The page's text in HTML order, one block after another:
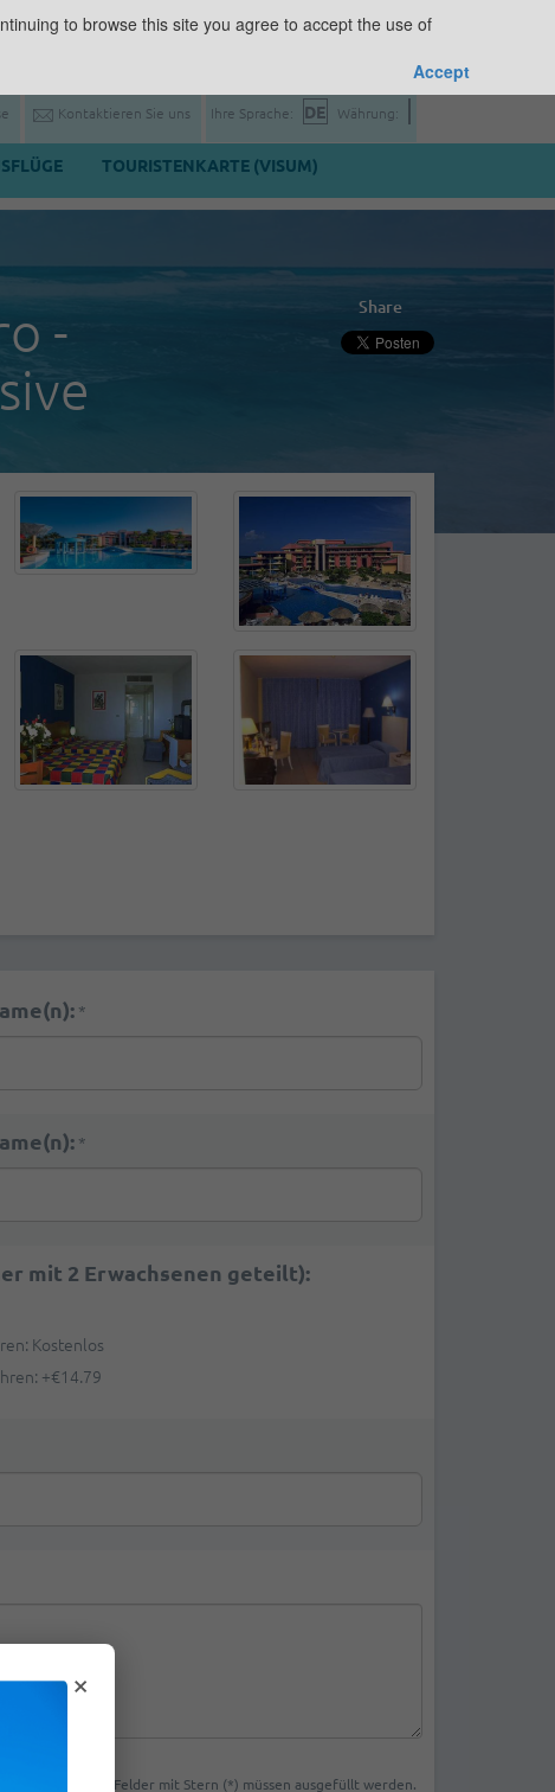
Kontaktieren Sie uns Ihre Sprache: Währung:
TOURISTENKARTE (VISUM)
-
Share
*
*
mit 2 Erwachsenen geteilt):
Kostenlos
+€14.79
Felder mit Stern (*) müssen ausgefüllt werden.
×
to browse this site you agree to accept the use of
Accept